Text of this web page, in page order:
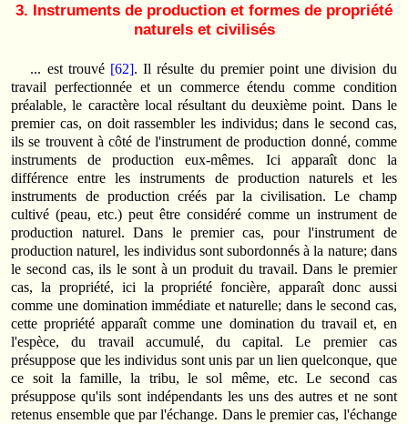
3. Instruments de production et formes de propriété
naturels et civilisés
... est trouvé [62]. Il résulte du premier point une division du
travail perfectionnée et un commerce étendu comme condition
préalable, le caractère local résultant du deuxième point. Dans le
premier cas, on doit rassembler les individus; dans le second cas,
ils se trouvent à côté de l'instrument de production donné, comme
instruments de production eux-mêmes. Ici apparaît donc la
différence entre les instruments de production naturels et les
instruments de production créés par la civilisation. Le champ
cultivé (peau, etc.) peut être considéré comme un instrument de
production naturel. Dans le premier cas, pour l'instrument de
production naturel, les individus sont subordonnés à la nature; dans
le second cas, ils le sont à un produit du travail. Dans le premier
cas, la propriété, ici la propriété foncière, apparaît donc aussi
comme une domination immédiate et naturelle; dans le second cas,
cette propriété apparaît comme une domination du travail et, en
l'espèce, du travail accumulé, du capital. Le premier cas
présuppose que les individus sont unis par un lien quelconque, que
ce soit la famille, la tribu, le sol même, etc. Le second cas
présuppose qu'ils sont indépendants les uns des autres et ne sont
retenus ensemble que par l'échange. Dans le premier cas, l'échange